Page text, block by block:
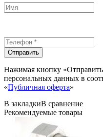
Отправить
Нажимая кнопку
персональных данных в
«Публичная оферта»
В закладкиВ сравнение
Рекомендуемые товары